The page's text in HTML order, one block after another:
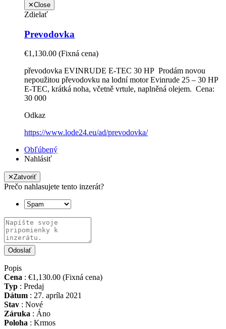
✕Close
Zdielať
Prevodovka
€1,130.00 (Fixná cena)
převodovka EVINRUDE E-TEC 30 HP Prodám novou
nepoužitou převodovku na lodní motor Evinrude 25 – 30 HP
E-TEC, krátká noha, včetně vrtule, naplněná olejem. Cena:
30 000
Odkaz
https://www.lode24.eu/ad/prevodovka/
Obľúbený
Nahlásiť
✕Zatvoriť
Prečo nahlasujete tento inzerát?
Odoslať
Popis
Cena : €1,130.00 (Fixná cena)
Typ : Predaj
Dátum : 27. apríla 2021
Stav : Nové
Záruka : Áno
Poloha : Krmos